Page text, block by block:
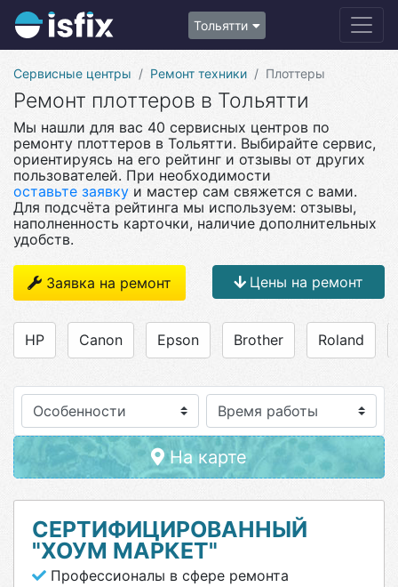
Тольятти
Сервисные центры Ремонт техники Плоттеры
Ремонт плоттеров в Тольятти
Мы нашли для вас 40 сервисных центров по
ремонту плоттеров в Тольятти. Выбирайте сервис,
ориентируясь на его рейтинг и отзывы от других
пользователей. При необходимости
оставьте заявку и мастер сам свяжется с вами.
Для подсчёта рейтинга мы используем: отзывы,
наполненность карточки, наличие дополнительных
удобств.
Заявка на ремонт Цены на ремонт
HP Canon Epson Brother Roland
Особенности
На карте
СЕРТИФИЦИРОВАННЫЙ
"ХОУМ МАРКЕТ"
Профессионалы в сфере ремонта